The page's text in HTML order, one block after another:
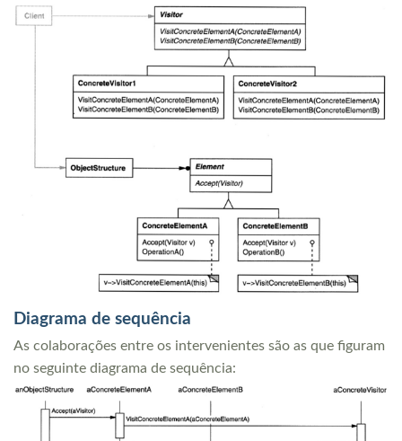
Diagrama de sequência
As colaborações entre os intervenientes são as que figuram
no seguinte diagrama de sequência: